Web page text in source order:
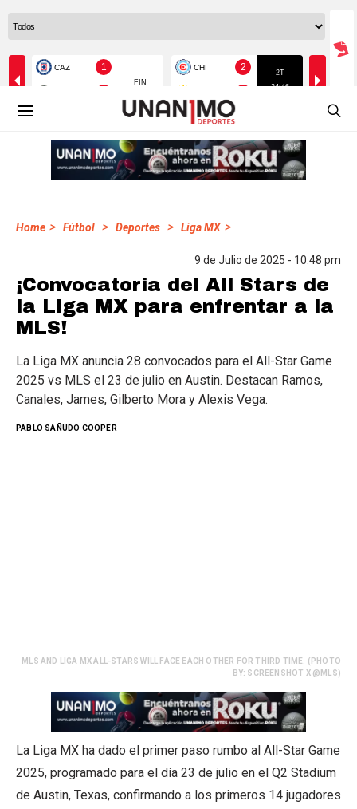
Home > Fútbol > Deportes > Liga MX >
9 de Julio de 2025 - 10:48 pm
¡Convocatoria del All Stars de
la Liga MX para enfrentar a la
MLS!
La Liga MX anuncia 28 convocados para el All-Star Game
2025 vs MLS el 23 de julio en Austin. Destacan Ramos,
Canales, James, Gilberto Mora y Alexis Vega.
PABLO SAÑUDO COOPER
MLS AND LIGA MX ALL-STARS WILL FACE EACH OTHER FOR THIRD TIME. (PHOTO
BY: SCREENSHOT X @MLS)
La Liga MX ha dado el primer paso rumbo al All-Star Game
2025, programado para el día 23 de julio en el Q2 Stadium
de Austin, Texas, confirmando a los primeros 14 jugadores